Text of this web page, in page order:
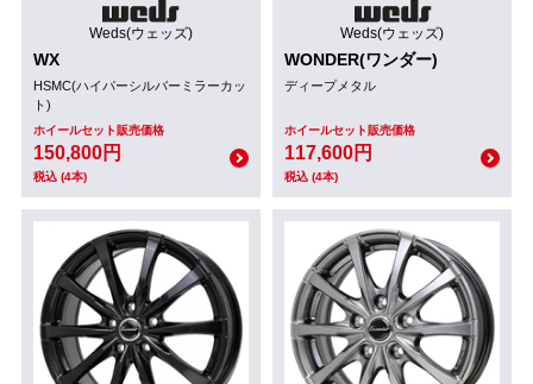
Weds(ウェッズ)
WX
HSMC(ハイパーシルバーミラーカッ
ト)
ホイールセット販売価格
150,800円
税込 (4本)
Weds(ウェッズ)
WONDER(ワンダー)
ディープメタル
ホイールセット販売価格
117,600円
税込 (4本)